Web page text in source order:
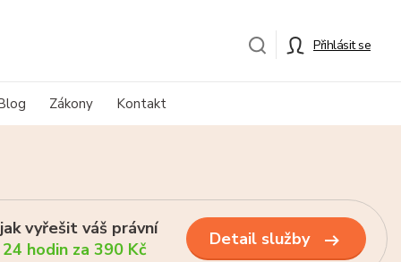
Přihlásit se
Zákony Kontakt
vyřešit váš právní
hodin za 390 Kč
Detail služby